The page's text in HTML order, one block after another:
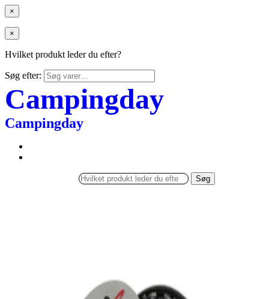
×
×
Hvilket produkt leder du efter?
Søg efter:
Campingday
Campingday
Søg